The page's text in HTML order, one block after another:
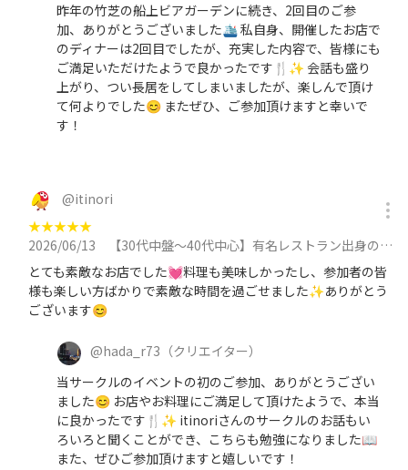
昨年の竹芝の船上ビアガーデンに続き、2回目のご参
加、ありがとうございました🛳️ 私自身、開催したお店で
のディナーは2回目でしたが、充実した内容で、皆様にも
ご満足いただけたようで良かったです🍴✨️ 会話も盛り
上がり、つい長居をしてしまいましたが、楽しんで頂け
て何よりでした😊 またぜひ、ご参加頂けますと幸いで
す！
@itinori
★★★★★
2026/06/13
【30代中盤〜40代中心】有名レストラン出身のシェフの大森のビストロで飲み放題付きディナー会に参加
とても素敵なお店でした💓料理も美味しかったし、参加者の皆
様も楽しい方ばかりで素敵な時間を過ごせました✨ありがとう
ございます😊
@hada_r73 （クリエイター）
当サークルのイベントの初のご参加、ありがとうござい
ました😊 お店やお料理にご満足して頂けたようで、本当
に良かったです🍴✨️ itinoriさんのサークルのお話もい
ろいろと聞くことができ、こちらも勉強になりました📖
また、ぜひご参加頂けますと嬉しいです！